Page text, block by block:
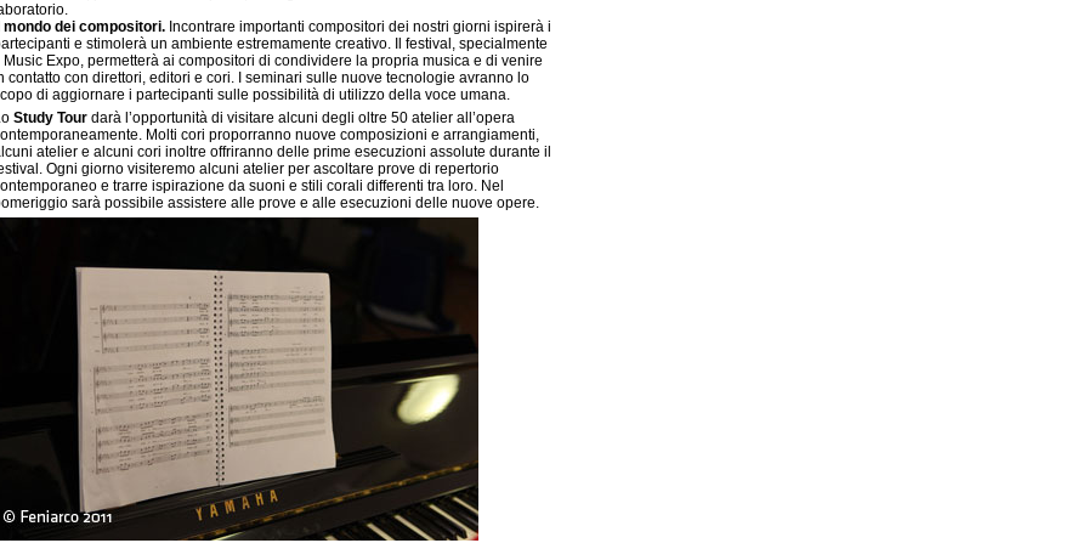
Il mondo dei compositori. Incontrare importanti compositori dei nostri giorni ispirerà i
e stimolerà un ambiente estremamente creativo. Il festival, specialmente
Music Expo, permetterà ai compositori di condividere la propria musica e di venire
contatto con direttori, editori e cori. I seminari sulle nuove tecnologie avranno lo
di aggiornare i partecipanti sulle possibilità di utilizzo della voce umana.
Study Tour darà l’opportunità di visitare alcuni degli oltre 50 atelier all’opera
Molti cori proporranno nuove composizioni e arrangiamenti,
atelier e alcuni cori inoltre offriranno delle prime esecuzioni assolute durante il
Ogni giorno visiteremo alcuni atelier per ascoltare prove di repertorio
e trarre ispirazione da suoni e stili corali differenti tra loro. Nel
sarà possibile assistere alle prove e alle esecuzioni delle nuove opere.